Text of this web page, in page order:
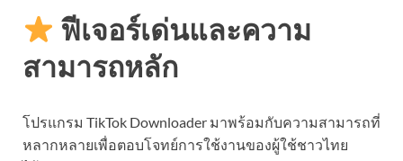
ฟีเจอร์เด่นและความ
สามารถหลัก
โปรแกรม TikTok Downloader มาพร้อมกับความสามารถที่
หลากหลายเพื่อตอบโจทย์การใช้งานของผู้ใช้ชาวไทย